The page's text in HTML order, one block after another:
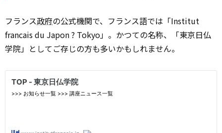
フランス政府の公式機関で、フランス語では「Institut
francais du Japon ? Tokyo」。かつての名称、「東京日仏
学院」としてご存じの方も多いかもしれません。